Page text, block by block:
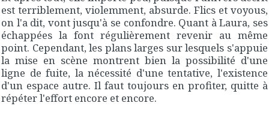
est terriblement, violemment, absurde. Flics et voyous,
on l'a dit, vont jusqu'à se confondre. Quant à Laura, ses
échappées la font régulièrement revenir au même
point. Cependant, les plans larges sur lesquels s'appuie
la mise en scène montrent bien la possibilité d'une
ligne de fuite, la nécessité d'une tentative, l'existence
d'un espace autre. Il faut toujours en profiter, quitte à
répéter l'effort encore et encore.